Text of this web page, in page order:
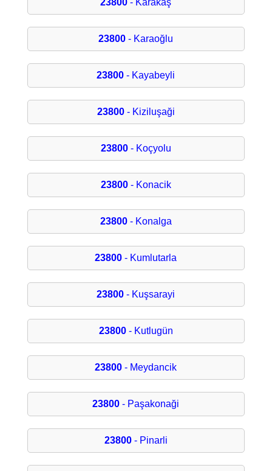
23800 - Karakaş
23800 - Karaoğlu
23800 - Kayabeyli
23800- Kiziluşaği
23800- Koçyolu
23800- Konacik
23800- Konalga
23800 - Kumlutarla
23800 - Kuşsarayi
23800- Kutlugün
23800 - Meydancik
23800 - Paşakonaği
23800- Pinarli